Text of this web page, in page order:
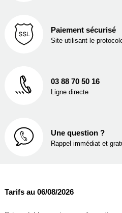
Paiement sécurisé
Site utilisant le
03 88 70 50 16
Ligne directe
Une question ?
Rappel immédiat et
Tarifs au 06/08/2026